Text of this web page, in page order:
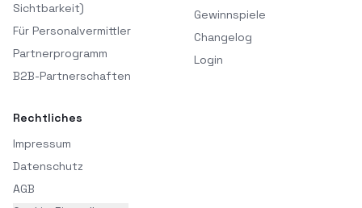
Sichtbarkeit)
Für Personalvermittler
Partnerprogramm
B2B-Partnerschaften
Gewinnspiele
Changelog
Login
Rechtliches
Impressum
Datenschutz
AGB